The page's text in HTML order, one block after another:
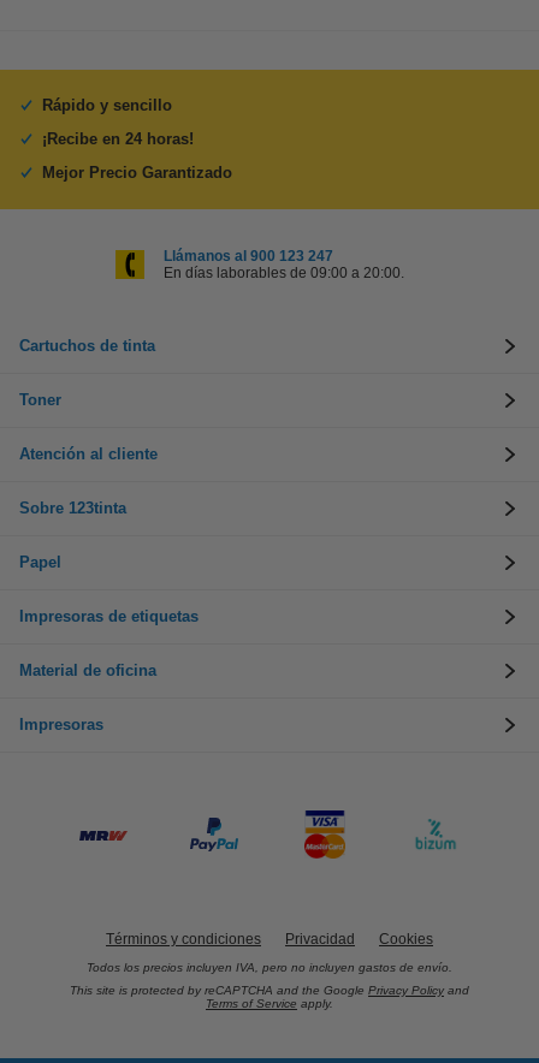
Rápido y sencillo
¡Recibe en 24 horas!
Mejor Precio Garantizado
Llámanos al 900 123 247
En días laborables de 09:00 a 20:00.
Cartuchos de tinta
Toner
Atención al cliente
Sobre 123tinta
Papel
Impresoras de etiquetas
Material de oficina
Impresoras
Términos y condiciones Privacidad Cookies
Todos los precios incluyen IVA, pero no incluyen gastos de envío.
This site is protected by reCAPTCHA and the Google Privacy Policy and
Terms of Service apply.